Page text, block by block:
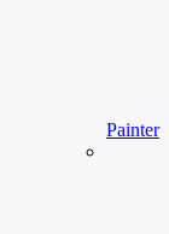
Painter